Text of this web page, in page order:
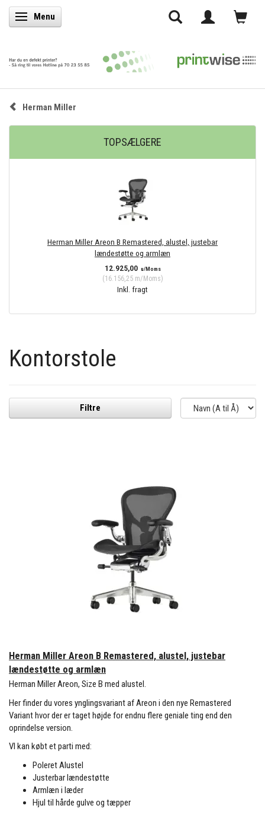
Skifte navigation
Menu
Herman Miller
TOPSÆLGERE
Herman Miller Areon B Remastered, alustel, justebar
lændestøtte og armlæn
12.925,00 u/Moms
(16.156,25m/Moms)
Inkl. fragt
Kontorstole
Filtre
Herman Miller Areon B Remastered, alustel, justebar
lændestøtte og armlæn
Herman Miller Areon, Size B med alustel.
Her finder du vores ynglingsvariant af Areon i den nye Remastered
Variant hvor der er taget højde for endnu flere geniale ting end den
oprindelse version.
VI kan købt et parti med:
Poleret Alustel
Justerbar lændestøtte
Armlæn i læder
Hjul til hårde gulve og tæpper